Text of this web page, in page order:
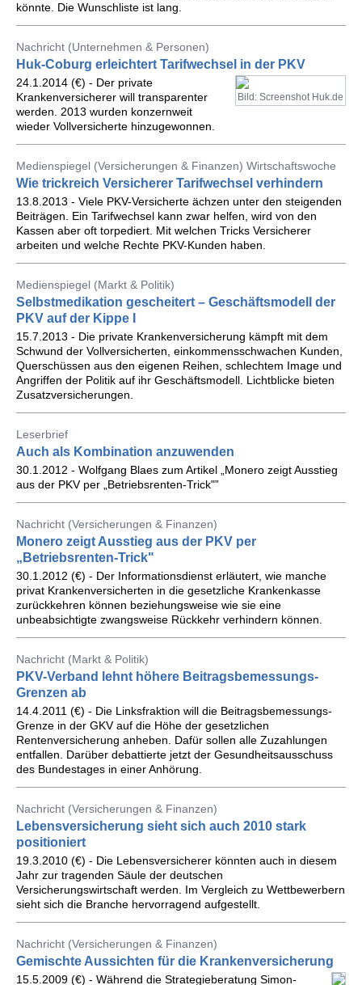
könnte. Die Wunschliste ist lang.
Nachricht (Unternehmen & Personen)
Huk-Coburg erleichtert Tarifwechsel in der PKV
Bild: Screenshot Huk.de
24.1.2014 (€) - Der private
Krankenversicherer will transparenter
werden. 2013 wurden konzernweit
wieder Vollversicherte hinzugewonnen.
Medienspiegel (Versicherungen & Finanzen) Wirtschaftswoche
Wie trickreich Versicherer Tarifwechsel verhindern
13.8.2013 - Viele PKV-Versicherte ächzen unter den steigenden
Beiträgen. Ein Tarifwechsel kann zwar helfen, wird von den
Kassen aber oft torpediert. Mit welchen Tricks Versicherer
arbeiten und welche Rechte PKV-Kunden haben.
Medienspiegel (Markt & Politik)
Selbstmedikation gescheitert – Geschäftsmodell der
PKV auf der Kippe I
15.7.2013 - Die private Krankenversicherung kämpft mit dem
Schwund der Vollversicherten, einkommensschwachen Kunden,
Querschüssen aus den eigenen Reihen, schlechtem Image und
Angriffen der Politik auf ihr Geschäftsmodell. Lichtblicke bieten
Zusatzversicherungen.
Leserbrief
Auch als Kombination anzuwenden
30.1.2012 - Wolfgang Blaes zum Artikel „Monero zeigt Ausstieg
aus der PKV per „Betriebsrenten-Trick"”
Nachricht (Versicherungen & Finanzen)
Monero zeigt Ausstieg aus der PKV per
„Betriebsrenten-Trick"
30.1.2012 (€) - Der Informationsdienst erläutert, wie manche
privat Krankenversicherten in die gesetzliche Krankenkasse
zurückkehren können beziehungsweise wie sie eine
unbeabsichtigte zwangsweise Rückkehr verhindern können.
Nachricht (Markt & Politik)
PKV-Verband lehnt höhere Beitragsbemessungs-
Grenzen ab
14.4.2011 (€) - Die Linksfraktion will die Beitragsbemessungs-
Grenze in der GKV auf die Höhe der gesetzlichen
Rentenversicherung anheben. Dafür sollen alle Zuzahlungen
entfallen. Darüber debattierte jetzt der Gesundheitsausschuss
des Bundestages in einer Anhörung.
Nachricht (Versicherungen & Finanzen)
Lebensversicherung sieht sich auch 2010 stark
positioniert
19.3.2010 (€) - Die Lebensversicherer könnten auch in diesem
Jahr zur tragenden Säule der deutschen
Versicherungswirtschaft werden. Im Vergleich zu Wettbewerbern
sieht sich die Branche hervorragend aufgestellt.
Nachricht (Versicherungen & Finanzen)
Gemischte Aussichten für die Krankenversicherung
15.5.2009 (€) - Während die Strategieberatung Simon-